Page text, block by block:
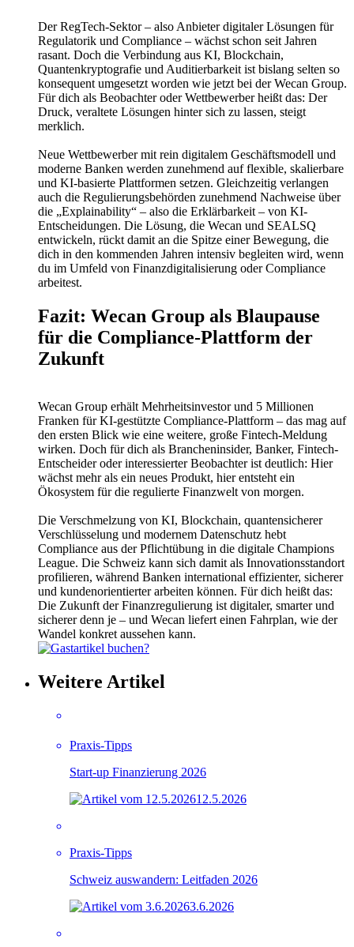
Der RegTech-Sektor – also Anbieter digitaler Lösungen für
Regulatorik und Compliance – wächst schon seit Jahren
rasant. Doch die Verbindung aus KI, Blockchain,
Quantenkryptografie und Auditierbarkeit ist bislang selten so
konsequent umgesetzt worden wie jetzt bei der Wecan Group.
Für dich als Beobachter oder Wettbewerber heißt das: Der
Druck, veraltete Lösungen hinter sich zu lassen, steigt
merklich.
Neue Wettbewerber mit rein digitalem Geschäftsmodell und
moderne Banken werden zunehmend auf flexible, skalierbare
und KI-basierte Plattformen setzen. Gleichzeitig verlangen
auch die Regulierungsbehörden zunehmend Nachweise über
die „Explainability“ – also die Erklärbarkeit – von KI-
Entscheidungen. Die Lösung, die Wecan und SEALSQ
entwickeln, rückt damit an die Spitze einer Bewegung, die
dich in den kommenden Jahren intensiv begleiten wird, wenn
du im Umfeld von Finanzdigitalisierung oder Compliance
arbeitest.
Fazit: Wecan Group als Blaupause
für die Compliance-Plattform der
Zukunft
Wecan Group erhält Mehrheitsinvestor und 5 Millionen
Franken für KI-gestützte Compliance-Plattform – das mag auf
den ersten Blick wie eine weitere, große Fintech-Meldung
wirken. Doch für dich als Brancheninsider, Banker, Fintech-
Entscheider oder interessierter Beobachter ist deutlich: Hier
wächst mehr als ein neues Produkt, hier entsteht ein
Ökosystem für die regulierte Finanzwelt von morgen.
Die Verschmelzung von KI, Blockchain, quantensicherer
Verschlüsselung und modernem Datenschutz hebt
Compliance aus der Pflichtübung in die digitale Champions
League. Die Schweiz kann sich damit als Innovationsstandort
profilieren, während Banken international effizienter, sicherer
und kundenorientierter arbeiten können. Für dich heißt das:
Die Zukunft der Finanzregulierung ist digitaler, smarter und
sicherer denn je – und Wecan liefert einen Fahrplan, wie der
Wandel konkret aussehen kann.
Weitere Artikel
Praxis-Tipps
Start-up Finanzierung 2026
12.5.2026
Praxis-Tipps
Schweiz auswandern: Leitfaden 2026
3.6.2026